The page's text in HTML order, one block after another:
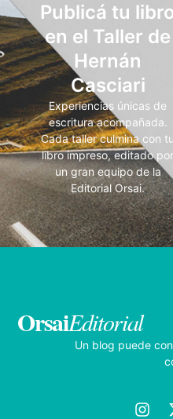
Publicá tu
en el Taller de
Hernán
Casciari
Experiencias únicas de
escritura acompañada.
Cada taller culmina con tu
libro impreso, editado por
un gran equipo de la
Editorial Orsai.
OrsaiEditorial
Un blog puede